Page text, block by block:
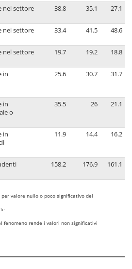
nel settore
38.8 35.1 27.1
nel settore
33.4 41.5 48.6
nel settore
19.7 19.2 18.8
in
25.6 30.7 31.7
in
o
35.5 26 21.1
in
11.9 14.4 16.2
158.2 176.9 161.1
valore nullo o poco significativo del
fenomeno rende i valori non significativi